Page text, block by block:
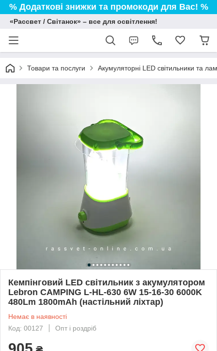
% Додаткові знижки та промокоди для Вас! %
«Рассвет / Світанок» – все для освітлення!
Товари та послуги Акумуляторні LED світильники та
Кемпінговий LED світильник з акумулятором
Lebron CAMPING L-HL-630 6W 15-16-30 6000K
480Lm 1800mAh (настільний ліхтар)
Немає в наявності
Код: 00127
Опт і роздріб